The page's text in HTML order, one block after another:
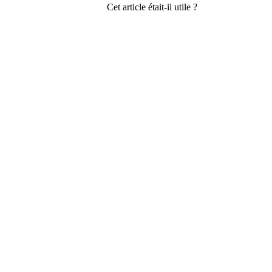
Cet article était-il utile ?